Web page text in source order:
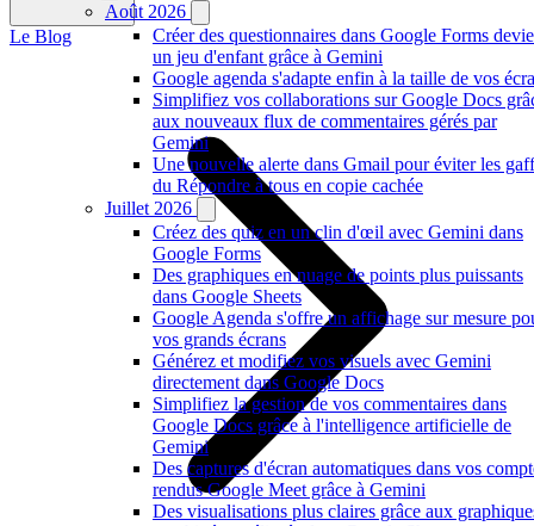
Août 2026
Créer des questionnaires dans Google Forms
un jeu d'enfant grâce à Gemini
Google agenda s'adapte enfin à la taille de vos
Simplifiez vos collaborations sur Google Docs
aux nouveaux flux de commentaires gérés par
Gemini
Une nouvelle alerte dans Gmail pour éviter les
du Répondre à tous en copie cachée
Juillet 2026
Créez des quiz en un clin d'œil avec Gemini dans
Google Forms
Des graphiques en nuage de points plus puissants
dans Google Sheets
Google Agenda s'offre un affichage sur mesure
vos grands écrans
Générez et modifiez vos visuels avec Gemini
directement dans Google Docs
Simplifiez la gestion de vos commentaires dans
Google Docs grâce à l'intelligence artificielle de
Gemini
Des captures d'écran automatiques dans vos
rendus Google Meet grâce à Gemini
Des visualisations plus claires grâce aux
Le Blog